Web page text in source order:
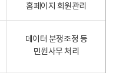
홈페이지 회원관리
데이터 분쟁조정 등
민원사무 처리